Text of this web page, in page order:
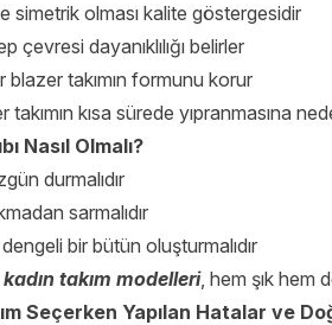
simetrik olması kalite göstergesidir
çevresi dayanıklılığı belirler
blazer takımın formunu korur
takımın kısa sürede yıpranmasına
Nasıl Olmalı?
durmalıdır
sarmalıdır
bir bütün oluşturmalıdır
kadın takım modelleri, hem şık hem
Seçerken Yapılan Hatalar ve